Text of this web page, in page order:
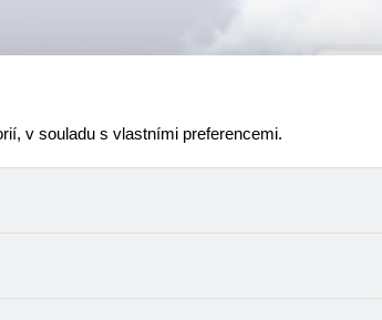
v souladu s vlastními preferencemi.
a také nastavení souhlasu s uživáním cookies.